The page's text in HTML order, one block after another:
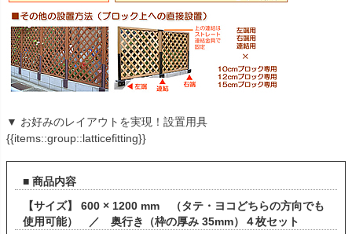
▼ お好みのレイアウトを実現！設置用具
{{items::group::latticefitting}}
■ 商品内容
【サイズ】 600 × 1200 mm （タテ・ヨコどちらの方向でも
使用可能） ／ 奥行き（枠の厚み 35mm）４枚セット